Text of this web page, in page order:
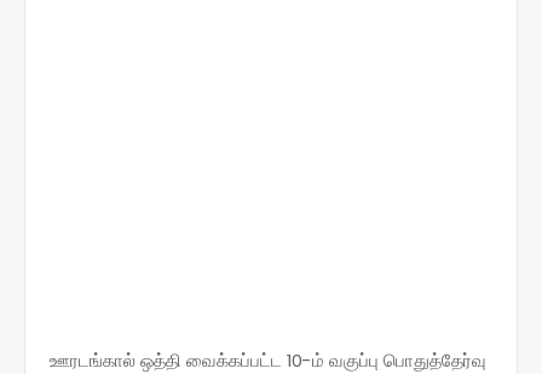
ஊரடங்கால் ஒத்தி வைக்கப்பட்ட 10-ம் வகுப்பு பொதுத்தேர்வு